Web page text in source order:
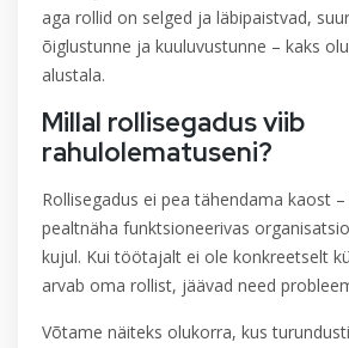
aga rollid on selged ja läbipaistvad,
õiglustunne ja kuuluvustunne – kaks
alustala.
Millal rollisegadus viib
rahulolematuseni?
Rollisegadus ei pea tähendama kaost
pealtnäha funktsioneerivas
kujul. Kui töötajalt ei ole konkreetselt
arvab oma rollist, jäävad need
Võtame näiteks olukorra, kus